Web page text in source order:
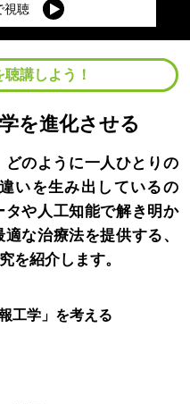
視聴
講しよう！
を進化させる
のように一人ひとりの
いを生み出しているの
や人工知能で解き明か
な治療法を提供する、
を紹介します。
工学」を考える